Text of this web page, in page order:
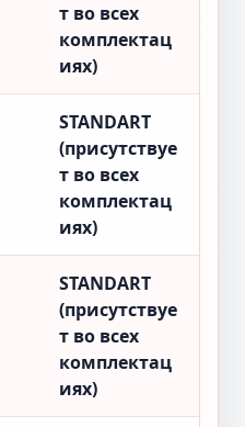
т во всех
комплектац
иях)
STANDART
(присутствуе
т во всех
комплектац
иях)
STANDART
(присутствуе
т во всех
комплектац
иях)